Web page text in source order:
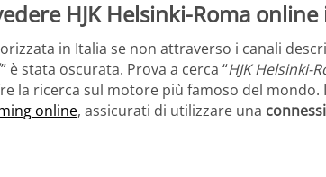
HJK Helsinki-Roma online
in Italia se non attraverso i canali
” è stata oscurata. Prova a cerca “HJK Helsinki-
la ricerca sul motore più famoso del mondo.
online, assicurati di utilizzare una